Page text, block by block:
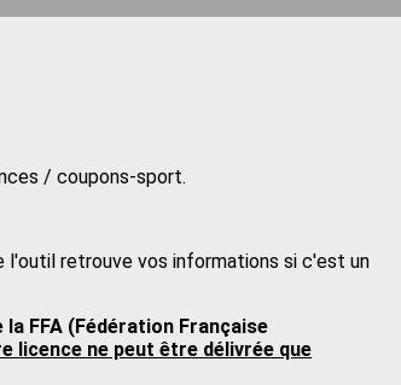
/ coupons-sport.
l'outil retrouve vos informations si c'est un
FFA (Fédération Française
licence ne peut être délivrée que